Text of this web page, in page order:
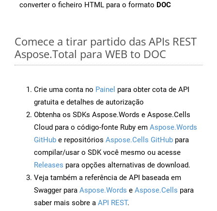
converter o ficheiro HTML para o formato DOC
Comece a tirar partido das APIs REST
Aspose.Total para WEB to DOC
Crie uma conta no Painel para obter cota de API
gratuita e detalhes de autorização
Obtenha os SDKs Aspose.Words e Aspose.Cells
Cloud para o código-fonte Ruby em Aspose.Words
GitHub e repositórios Aspose.Cells GitHub para
compilar/usar o SDK você mesmo ou acesse
Releases para opções alternativas de download.
Veja também a referência de API baseada em
Swagger para Aspose.Words e Aspose.Cells para
saber mais sobre a API REST.